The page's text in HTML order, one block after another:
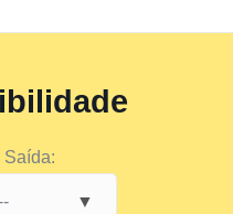
Saída: